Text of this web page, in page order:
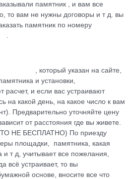
памятник , и вам все
то вам не нужны договоры и т д. вы
памятник по номеру
.
, который указан на сайте,
и установки,
расчет, и если вас устраивают
на какой день, на какое число к вам
Предварительно уточняйте цену
от расстояния где вы живете.
НЕ БЕСПЛАТНО) По приезду
площадки, памятника, какая
и т д, учитывает все пожелания,
всё устраивает, то вы
основе, вносите все что